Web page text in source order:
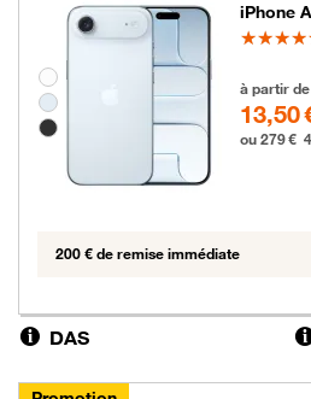
Groupe de couleurs disponibles
iPhone
à partir de
13,50
ou 279 €
200 € de remise immédiate
DAS